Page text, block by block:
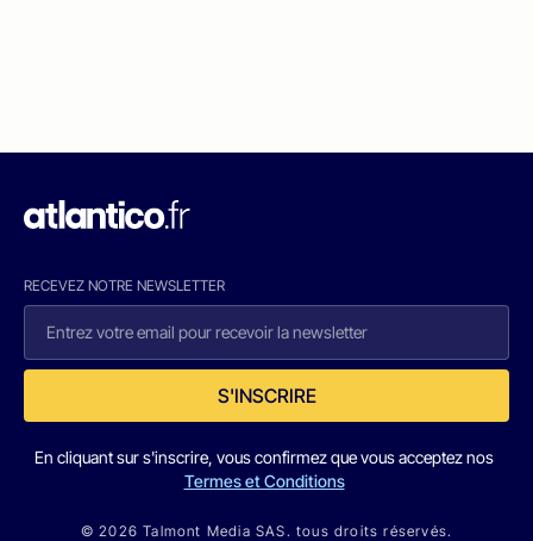
RECEVEZ NOTRE NEWSLETTER
S'INSCRIRE
En cliquant sur s'inscrire, vous confirmez que vous acceptez nos
Termes et Conditions
© 2026 Talmont Media SAS. tous droits réservés.